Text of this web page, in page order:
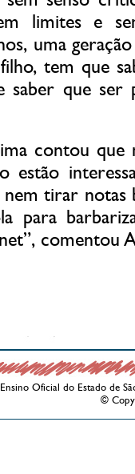
limites e
uma
tem que
saber que ser
contou que
estão
tirar notas
para
comentou
Oficial do Estado de
©